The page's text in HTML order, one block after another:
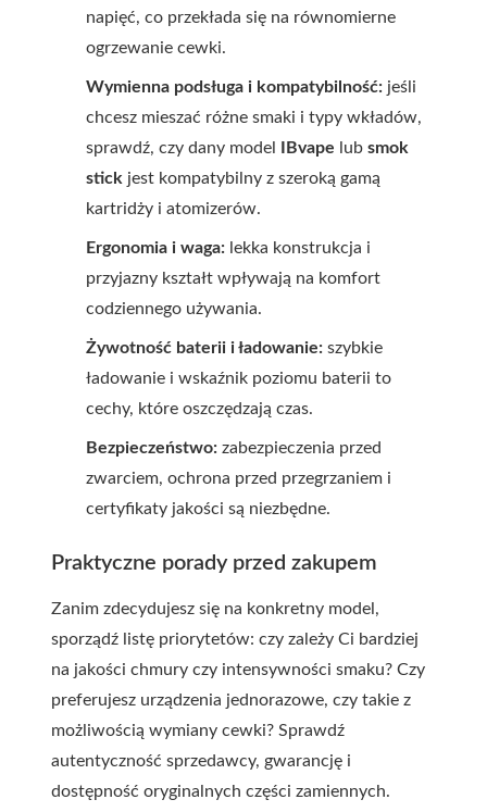
napięć, co przekłada się na równomierne
ogrzewanie cewki.
Wymienna podsługa i kompatybilność: jeśli
chcesz mieszać różne smaki i typy wkładów,
sprawdź, czy dany model
IBvape lub smok
stick jest kompatybilny z szeroką gamą
kartridży i atomizerów.
Ergonomia i waga: lekka konstrukcja i
przyjazny kształt wpływają na komfort
codziennego używania.
Żywotność baterii i ładowanie: szybkie
ładowanie i wskaźnik poziomu baterii to
cechy, które oszczędzają czas.
Bezpieczeństwo: zabezpieczenia przed
zwarciem, ochrona przed przegrzaniem i
certyfikaty jakości są niezbędne.
Praktyczne porady przed zakupem
Zanim zdecydujesz się na konkretny model,
sporządź listę priorytetów: czy zależy Ci bardziej
na jakości chmury czy intensywności smaku? Czy
preferujesz urządzenia jednorazowe, czy takie z
możliwością wymiany cewki? Sprawdź
autentyczność sprzedawcy, gwarancję i
dostępność oryginalnych części zamiennych.